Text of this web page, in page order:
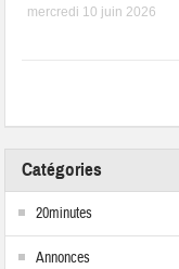
mercredi 10 juin 2026
Catégories
20minutes
Annonces